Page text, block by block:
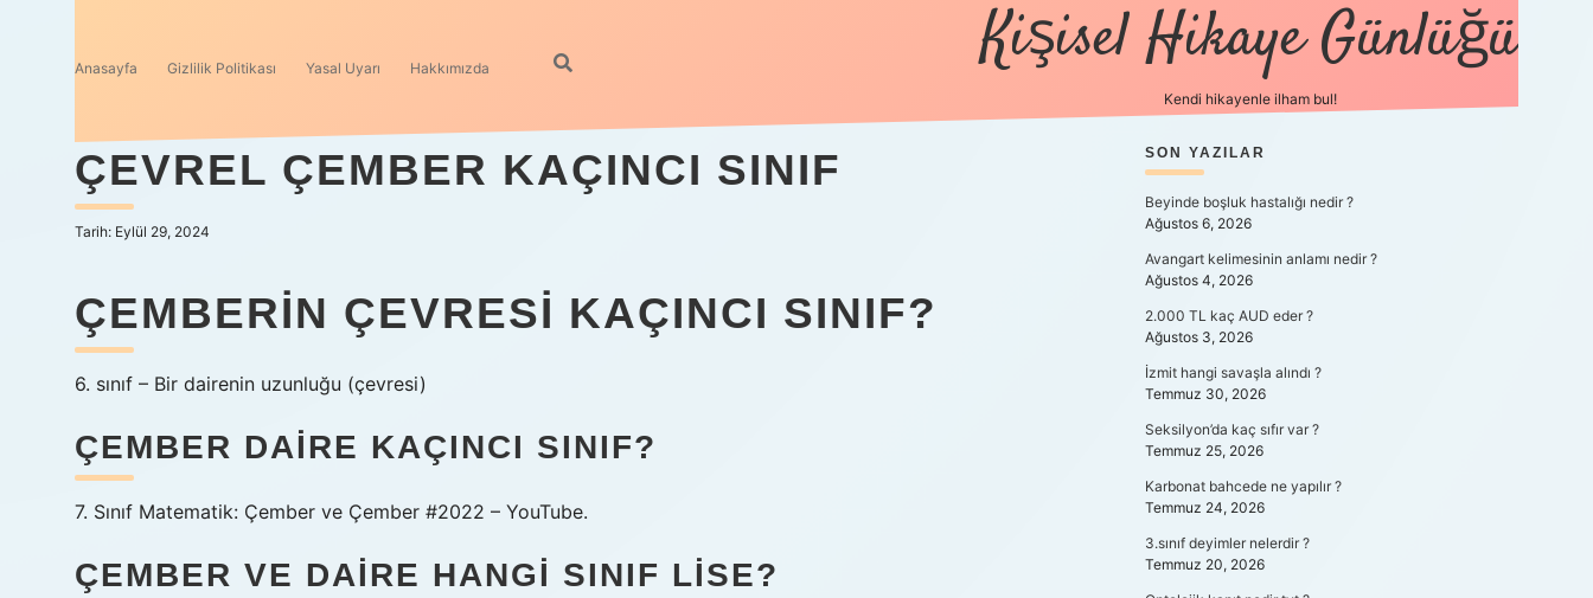
Anasayfa Gizlilik Politikası Yasal Uyarı Hakkımızda Kişisel Hikaye Günlüğü
Kendi hikayenle ilham bul!
ÇEVREL ÇEMBER KAÇINCI SINIF
Tarih: Eylül 29, 2024
ÇEMBERIN ÇEVRESI KAÇINCI SINIF?
6. sınıf – Bir dairenin uzunluğu (çevresi)
ÇEMBER DAIRE KAÇINCI SINIF?
7. Sınıf Matematik: Çember ve Çember #2022 – YouTube.
ÇEMBER VE DAIRE HANGI SINIF LISE?
SIDEBAR
SON YAZILAR
Beyinde boşluk hastalığı nedir ?
Ağustos 6, 2026
Avangart kelimesinin anlamı nedir ?
Ağustos 4, 2026
2.000 TL kaç AUD eder ?
Ağustos 3, 2026
İzmit hangi savaşla alındı ?
Temmuz 30, 2026
Seksilyon’da kaç sıfır var ?
Temmuz 25, 2026
Karbonat bahcede ne yapılır ?
Temmuz 24, 2026
3.sınıf deyimler nelerdir ?
Temmuz 20, 2026